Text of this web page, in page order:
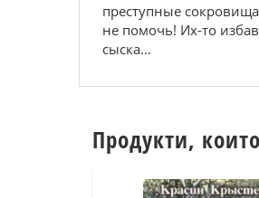
преступные
не помочь! Их-то
сыска...
Продукти,